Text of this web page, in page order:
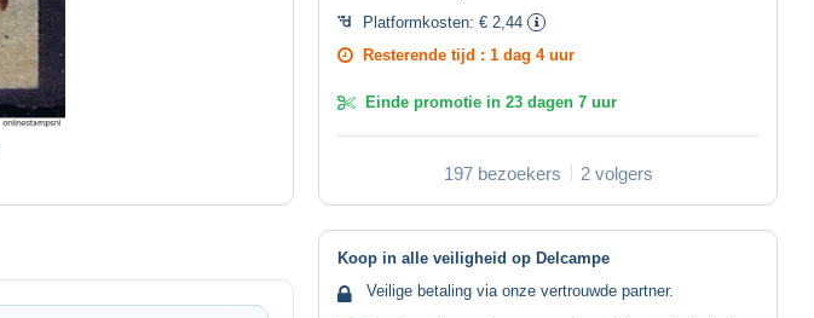
Platformkosten: € 2,44
Resterende tijd : 1 dag 4 uur
Einde promotie in 23 dagen 7 uur
197 bezoekers 2 volgers
Koop in alle veiligheid op Delcampe
Veilige betaling via onze vertrouwde partner.